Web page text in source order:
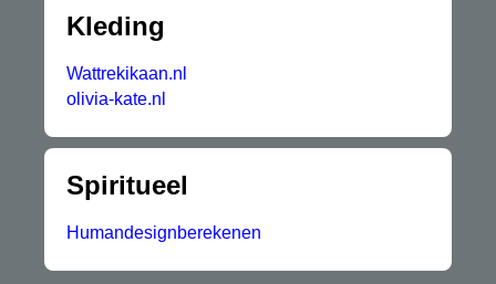
Kleding
Wattrekikaan.nl
olivia-kate.nl
Spiritueel
Humandesignberekenen